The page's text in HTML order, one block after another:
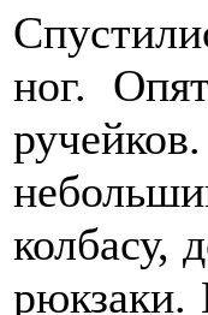
ног.
колбасу,
рюкзаки.